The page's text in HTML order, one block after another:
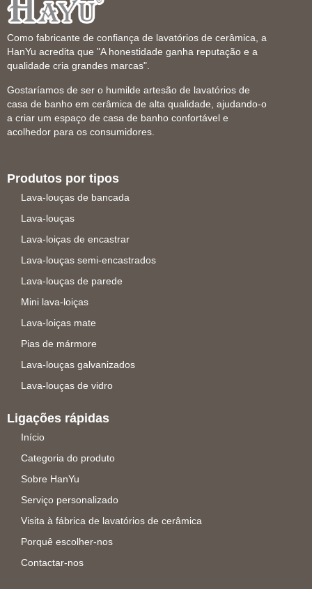
Como fabricante de confiança de lavatórios de cerâmica, a
HanYu acredita que "A honestidade ganha reputação e a
qualidade cria grandes marcas".
Gostaríamos de ser o humilde artesão de lavatórios de
casa de banho em cerâmica de alta qualidade, ajudando-o
a criar um espaço de casa de banho confortável e
acolhedor para os consumidores.
Produtos por tipos
Lava-louças de bancada
Lava-louças
Lava-loiças de encastrar
Lava-louças semi-encastrados
Lava-louças de parede
Mini lava-loiças
Lava-loiças mate
Pias de mármore
Lava-louças galvanizados
Lava-louças de vidro
Ligações rápidas
Início
Categoria do produto
Sobre HanYu
Serviço personalizado
Visita à fábrica de lavatórios de cerâmica
Porquê escolher-nos
Contactar-nos